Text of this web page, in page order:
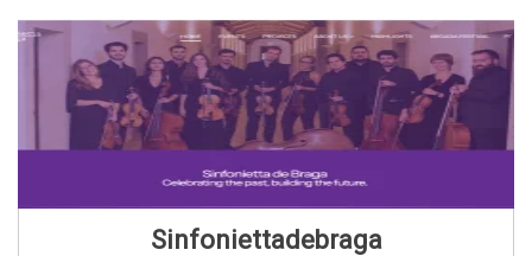
Sinfoniettadebraga